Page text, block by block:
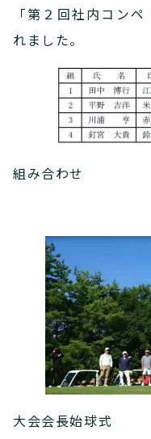
「第２回社内コン
れました
組み合わせ
大会会長始球式